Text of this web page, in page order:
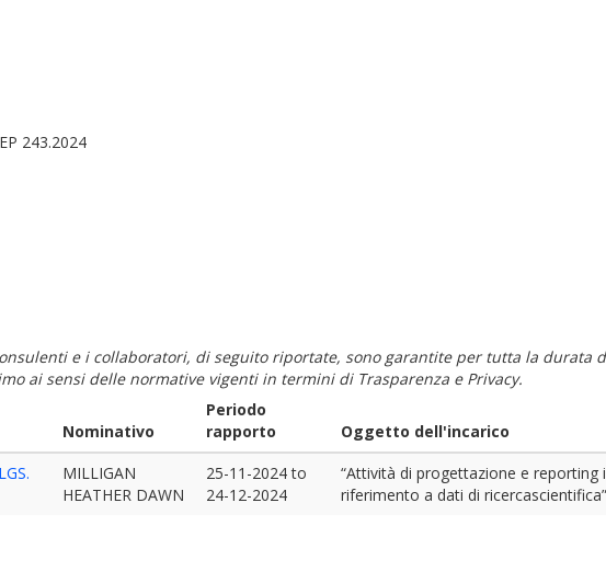
243.2024
e i collaboratori, di seguito riportate, sono garantite per tutta la durata
ai sensi delle normative vigenti in termini di Trasparenza e Privacy.
Nominativo
Periodo
rapporto
Oggetto dell'incarico
MILLIGAN
HEATHER DAWN
25-11-2024to
24-12-2024
“Attività di progettazione e reporting
riferimento a dati di ricercascientifica”